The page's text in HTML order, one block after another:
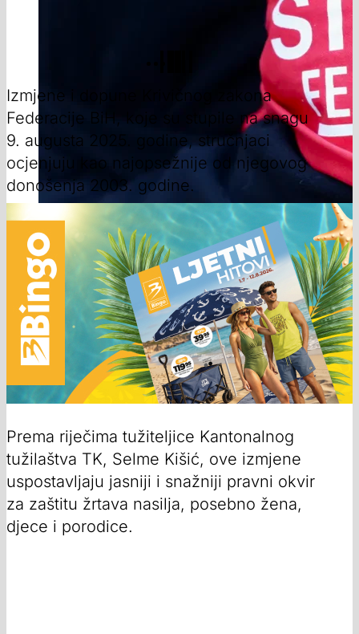
Izmjene i dopune Krivičnog zakona
Federacije BiH, koje su stupile na snagu
9. augusta 2025. godine, stručnjaci
ocjenjuju kao najopsežnije od njegovog
donošenja 2003. godine.
Prema riječima tužiteljice Kantonalnog
tužilaštva TK, Selme Kišić, ove izmjene
uspostavljaju jasniji i snažniji pravni okvir
za zaštitu žrtava nasilja, posebno žena,
djece i porodice.